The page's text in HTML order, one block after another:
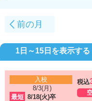
前の月
1日～15日を表示する
入校
8/3(月)
最短 8/18(火)卒
税込